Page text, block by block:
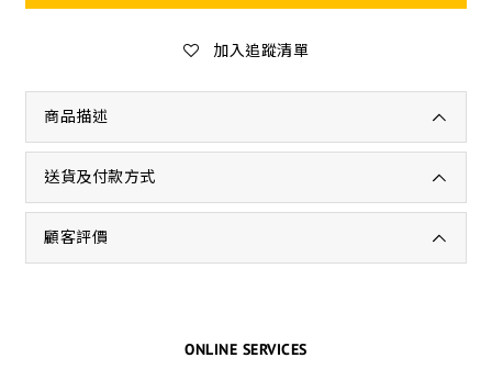
加入追蹤清單
商品描述
送貨及付款方式
顧客評價
ONLINE SERVICES